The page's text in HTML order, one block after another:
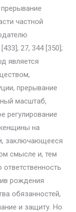
частной
27, 344 [350];
является
прерывание
масштаб,
регулирование
на
заключающееся
смысле и, тем
рождения
обязанностей,
и защиту. Но